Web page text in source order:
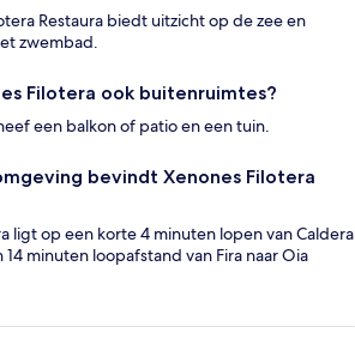
Restaura biedt uitzicht op de zee en
zwembad.
Filotera ook buitenruimtes?
een balkon of patio en een tuin.
bevindt Xenones Filotera
ligt op een korte 4 minuten lopen van Caldera
14 minuten loopafstand van Fira naar Oia